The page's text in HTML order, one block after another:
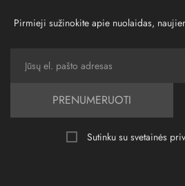
Pirmieji sužinokite apie nuolaidas,
PRENUMERUOTI
Sutinku su svetainės